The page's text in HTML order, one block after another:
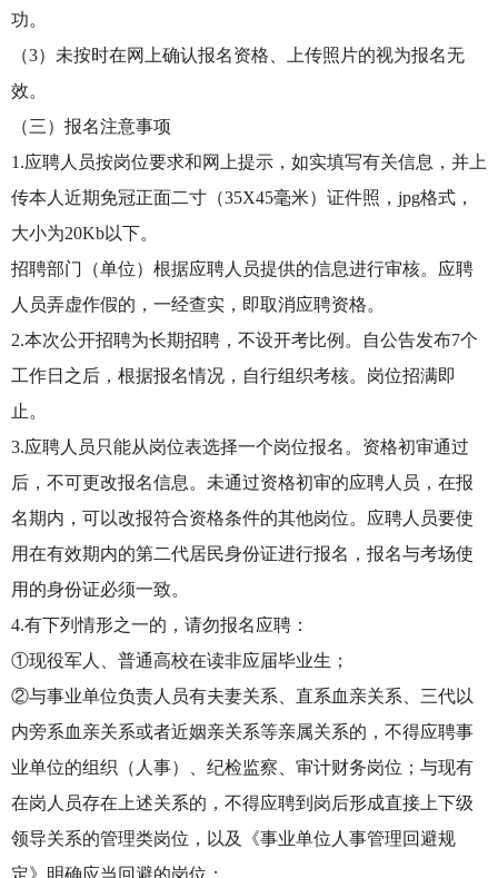
功。
（3）未按时在网上确认报名资格、上传照片的视为报名无
效。
（三）报名注意事项
1.应聘人员按岗位要求和网上提示，如实填写有关信息，并上
传本人近期免冠正面二寸（35X45毫米）证件照，jpg格式，
大小为20Kb以下。
招聘部门（单位）根据应聘人员提供的信息进行审核。应聘
人员弄虚作假的，一经查实，即取消应聘资格。
2.本次公开招聘为长期招聘，不设开考比例。自公告发布7个
工作日之后，根据报名情况，自行组织考核。岗位招满即
止。
3.应聘人员只能从岗位表选择一个岗位报名。资格初审通过
后，不可更改报名信息。未通过资格初审的应聘人员，在报
名期内，可以改报符合资格条件的其他岗位。应聘人员要使
用在有效期内的第二代居民身份证进行报名，报名与考场使
用的身份证必须一致。
4.有下列情形之一的，请勿报名应聘：
①现役军人、普通高校在读非应届毕业生；
②与事业单位负责人员有夫妻关系、直系血亲关系、三代以
内旁系血亲关系或者近姻亲关系等亲属关系的，不得应聘事
业单位的组织（人事）、纪检监察、审计财务岗位；与现有
在岗人员存在上述关系的，不得应聘到岗后形成直接上下级
领导关系的管理类岗位，以及《事业单位人事管理回避规
定》明确应当回避的岗位；